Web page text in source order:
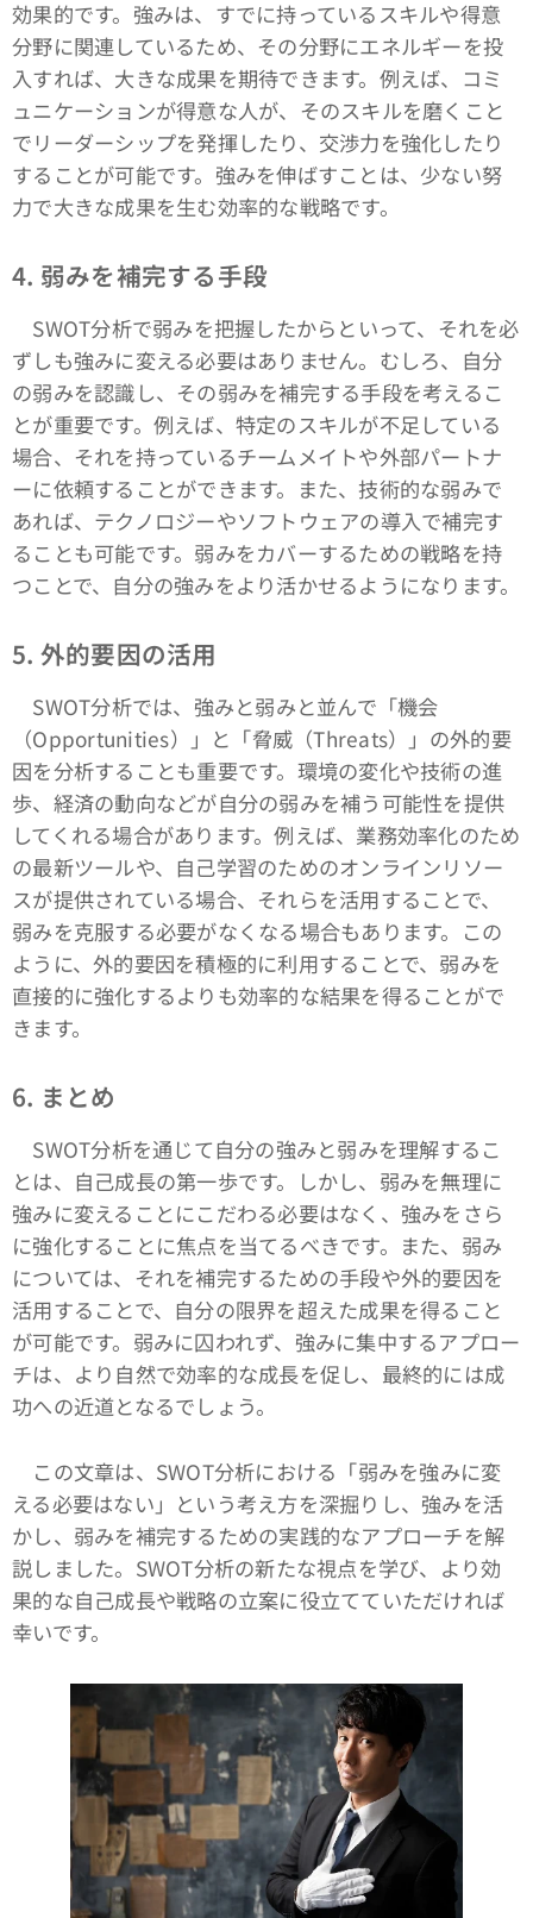
効果的です。強みは、すでに持っているスキルや得意
分野に関連しているため、その分野にエネルギーを投
入すれば、大きな成果を期待できます。例えば、コミ
ュニケーションが得意な人が、そのスキルを磨くこと
でリーダーシップを発揮したり、交渉力を強化したり
することが可能です。強みを伸ばすことは、少ない努
力で大きな成果を生む効率的な戦略です。
4. 弱みを補完する手段
SWOT分析で弱みを把握したからといって、それを必
ずしも強みに変える必要はありません。むしろ、自分
の弱みを認識し、その弱みを補完する手段を考えるこ
とが重要です。例えば、特定のスキルが不足している
場合、それを持っているチームメイトや外部パートナ
ーに依頼することができます。また、技術的な弱みで
あれば、テクノロジーやソフトウェアの導入で補完す
ることも可能です。弱みをカバーするための戦略を持
つことで、自分の強みをより活かせるようになります。
5. 外的要因の活用
SWOT分析では、強みと弱みと並んで「機会
（Opportunities）」と「脅威（Threats）」の外的要
因を分析することも重要です。環境の変化や技術の進
歩、経済の動向などが自分の弱みを補う可能性を提供
してくれる場合があります。例えば、業務効率化のため
の最新ツールや、自己学習のためのオンラインリソー
スが提供されている場合、それらを活用することで、
弱みを克服する必要がなくなる場合もあります。この
ように、外的要因を積極的に利用することで、弱みを
直接的に強化するよりも効率的な結果を得ることがで
きます。
6. まとめ
SWOT分析を通じて自分の強みと弱みを理解するこ
とは、自己成長の第一歩です。しかし、弱みを無理に
強みに変えることにこだわる必要はなく、強みをさら
に強化することに焦点を当てるべきです。また、弱み
については、それを補完するための手段や外的要因を
活用することで、自分の限界を超えた成果を得ること
が可能です。弱みに囚われず、強みに集中するアプロー
チは、より自然で効率的な成長を促し、最終的には成
功への近道となるでしょう。
この文章は、SWOT分析における「弱みを強みに変
える必要はない」という考え方を深掘りし、強みを活
かし、弱みを補完するための実践的なアプローチを解
説しました。SWOT分析の新たな視点を学び、より効
果的な自己成長や戦略の立案に役立てていただければ
幸いです。